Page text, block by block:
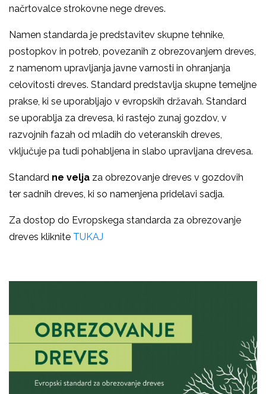
načrtovalce strokovne nege dreves.
Namen standarda je predstavitev skupne tehnike,
postopkov in potreb, povezanih z obrezovanjem dreves,
z namenom upravljanja javne varnosti in ohranjanja
celovitosti dreves. Standard predstavlja skupne temeljne
prakse, ki se uporabljajo v evropskih državah. Standard
se uporablja za drevesa, ki rastejo zunaj gozdov, v
razvojnih fazah od mladih do veteranskih dreves,
vključuje pa tudi pohabljena in slabo upravljana drevesa.
Standard ne velja za obrezovanje dreves v gozdovih
ter sadnih dreves, ki so namenjena pridelavi sadja.
Za dostop do Evropskega standarda za obrezovanje
dreves kliknite TUKAJ